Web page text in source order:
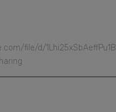
file/d/